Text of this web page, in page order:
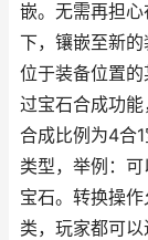
嵌。无需再担
下，镶嵌至新
位于装备位置
过宝石合成功
合成比例为4合
类型，举例：
宝石。转换操
类，玩家都可